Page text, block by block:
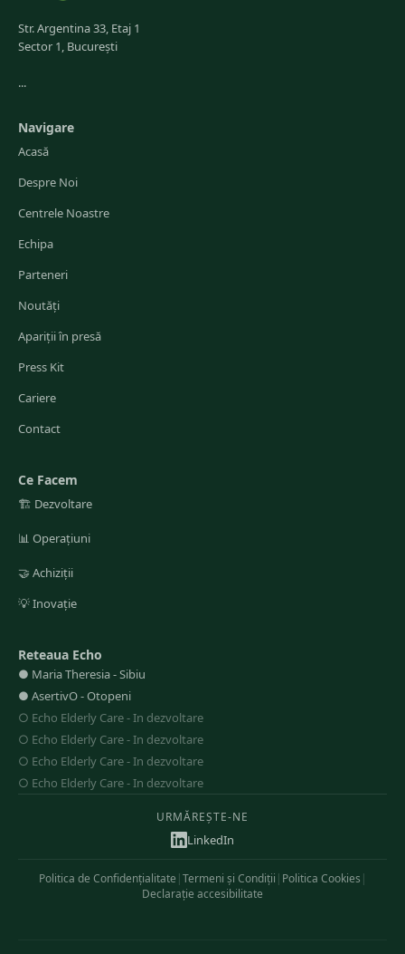
Str. Argentina 33, Etaj 1
Sector 1, București
...
Navigare
Acasă
Despre Noi
Centrele Noastre
Echipa
Parteneri
Noutăți
Apariții în presă
Press Kit
Cariere
Contact
Ce Facem
🏗️ Dezvoltare
📊 Operațiuni
🤝 Achiziții
💡Inovație
Reteaua Echo
● Maria Theresia-Sibiu
● AsertivO-Otopeni
○ Echo Elderly Care-In dezvoltare
○ Echo Elderly Care-In dezvoltare
○ Echo Elderly Care-In dezvoltare
○ Echo Elderly Care-In dezvoltare
URMĂREȘTE-NE
LinkedIn
Politica de Confidențialitate |Termeni și Condiții | Politica Cookies |
Declarație accesibilitate